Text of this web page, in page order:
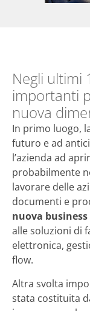
Negli ultimi
importanti
nuova
In primo luogo,
futuro e ad
l’azienda ad
probabilmente
lavorare delle
documenti e
nuova
alle soluzioni di
elettronica,
flow.
Altra svolta
stata costituita